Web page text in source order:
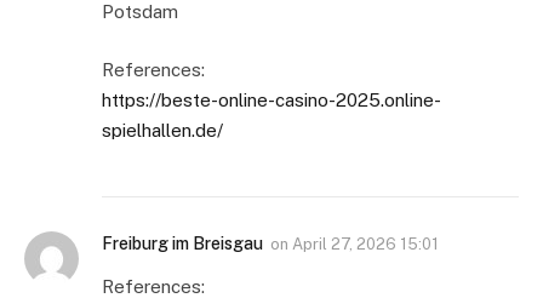
Potsdam
References:
https://beste-online-casino-2025.online-
spielhallen.de/
Freiburg im Breisgau on April 27, 2026 15:01
References: